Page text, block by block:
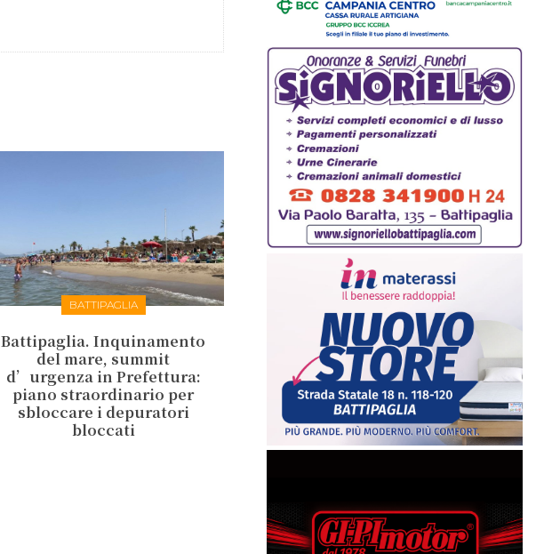
BATTIPAGLIA
Battipaglia. Inquinamento
del mare, summit
d’urgenza in Prefettura:
piano straordinario per
sbloccare i depuratori
bloccati